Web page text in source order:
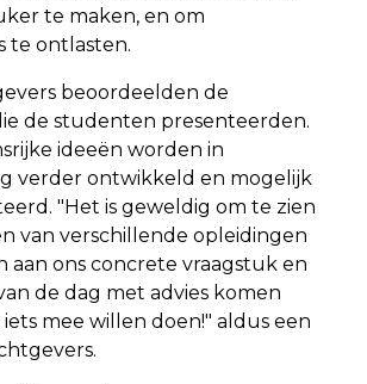
te maken, en om
te ontlasten.
beoordeelden de
de studenten presenteerden.
ideeën worden in
verder ontwikkeld en mogelijk
"Het is geweldig om te zien
van verschillende opleidingen
aan ons concrete vraagstuk en
de dag met advies komen
mee willen doen!" aldus een